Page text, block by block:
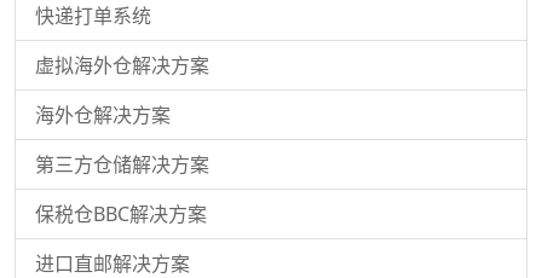
快递打单系统
虚拟海外仓解决方案
海外仓解决方案
第三方仓储解决方案
保税仓BBC解决方案
进口直邮解决方案